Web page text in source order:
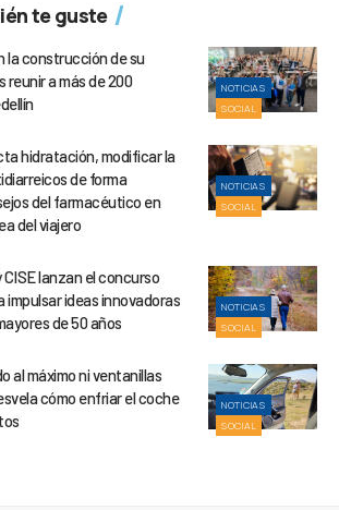
te guste
NOTICIAS
SOCIAL
la construcción de su
a más de 200
NOTICIAS
SOCIAL
hidratación, modificar la
de forma
del farmacéutico en
del viajero
NOTICIAS
SOCIAL
lanzan el concurso
impulsar ideas innovadoras
de 50 años
NOTICIAS
SOCIAL
al máximo ni ventanillas
cómo enfriar el coche